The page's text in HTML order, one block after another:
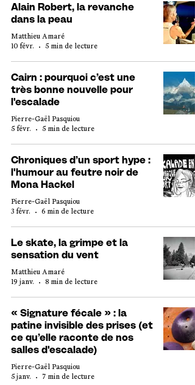
Alain Robert, la revanche
dans la peau
Matthieu Amaré
10 févr.
5 min de lecture
Cairn : pourquoi c’est une
très bonne nouvelle pour
l'escalade
Pierre-Gaël Pasquiou
5 févr.
5 min de lecture
Chroniques d’un sport hype :
l'humour au feutre noir de
Mona Hackel
Pierre-Gaël Pasquiou
3 févr.
6 min de lecture
Le skate, la grimpe et la
sensation du vent
Matthieu Amaré
19 janv.
8 min de lecture
« Signature fécale » : la
patine invisible des prises (et
ce qu’elle raconte de nos
salles d'escalade)
Pierre-Gaël Pasquiou
5 janv.
7 min de lecture